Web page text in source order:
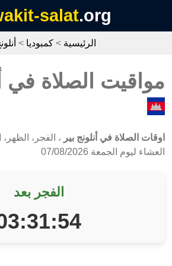
salat.org
الرئيسية > كمبوديا >
مواقيت الصلاة في
اوقات الصلاة في أنلونج بير ، الفجر،
العشاء ليوم الجمعة 07/08/2026
الفجر بعد